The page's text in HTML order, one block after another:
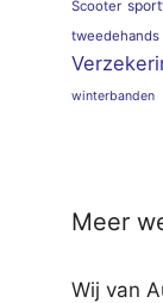
Scooter
tweedehands
winterbanden
Meer
Wij van